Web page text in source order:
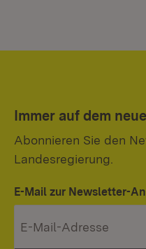
Immer auf dem
Abonnieren Sie den
Landesregierung.
E-Mail zur Newsletter-